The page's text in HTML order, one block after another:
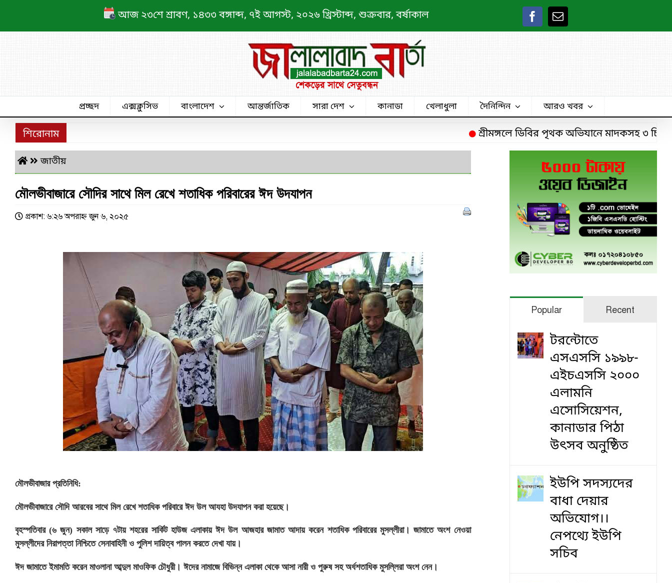
আজ ২৩শে শ্রাবণ, ১৪৩৩ বঙ্গাব্দ, ৭ই আগস্ট, ২০২৬ খ্রিস্টাব্দ, শুক্রবার, বর্ষাকাল
প্রচ্ছদ এক্সক্লুসিভ বাংলাদেশ আন্তর্জাতিক সারা দেশ কানাডা খেলাধুলা দৈনিন্দিন আরও খবর
শিরোনাম শ্রীমঙ্গলে ডিবির পৃথক অভিযানে মাদকসহ ৩ চিহ্নিত
জাতীয়
মৌলভীবাজারে সৌদির সাথে মিল রেখে শতাধিক পরিবারের ঈদ উদযাপন
প্রকাশ: ৬:২৬ অপরাহ্ণ জুন ৬, ২০২৫
মৌলভীবাজার প্রতিনিধি:
মৌলভীবাজারে সৌদি আরবের সাথে মিল রেখে শতাধিক পরিবারে ঈদ উল আযহা উদযাপন করা হয়েছে।
বৃহস্পতিবার (৬ জুন) সকাল সাড়ে ৭টায় শহরের সার্কিট হাউজ এলাকায় ঈদ উল আজহার জামাত আদায় করেন শতাধিক পরিবারের মুসল্লীরা। জামাতে অংশ নেওয়া
মুসল্লীদের নিরাপত্তা নিশ্চিতে সেনাবাহিনী ও পুলিশ দায়িত্ব পালন করতে দেখা যায়।
ঈদ জামাতে ইমামতি করেন মাওলানা আব্দুল মাওফিক চৌধুরী। ঈদের নামাজে বিভিন্ন এলাকা থেকে আসা নারী ও পুরুষ সহ অর্ধশতাধিক মুসল্লিরা অংশ নেন।
Popular Recent
টরন্টোতে
এসএসসি ১৯৯৮-
এইচএসসি ২০০০
এলামনি
এসোসিয়েশন,
কানাডার পিঠা
উৎসব অনুষ্ঠিত
ইউপি সদস্যদের
বাধা দেয়ার
অভিযোগ।।
নেপথ্যে ইউপি
সচিব